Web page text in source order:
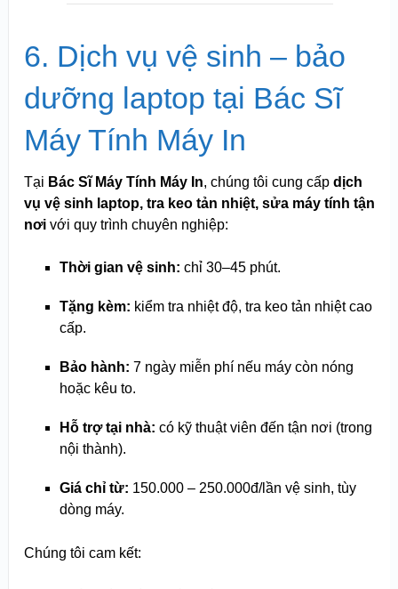
6. Dịch vụ vệ sinh – bảo
dưỡng laptop tại Bác Sĩ
Máy Tính Máy In
Tại Bác Sĩ Máy Tính Máy In, chúng tôi cung cấp dịch
vụ vệ sinh laptop, tra keo tản nhiệt, sửa máy tính tận
nơivới quy trình chuyên nghiệp:
Thời gian vệ sinh: chỉ 30–45 phút.
Tặng kèm: kiểm tra nhiệt độ, tra keo tản nhiệt cao
cấp.
Bảo hành: 7 ngày miễn phí nếu máy còn nóng
hoặc kêu to.
Hỗ trợ tại nhà: có kỹ thuật viên đến tận nơi (trong
nội thành).
Giá chỉ từ: 150.000 – 250.000đ/lần vệ sinh, tùy
dòng máy.
Chúng tôi cam kết: